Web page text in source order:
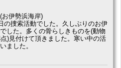
お伊勢浜海岸)
の捜索活動でした。久しぶりのお伊
した。多くの骨らしきものを(動物
)見付けて頂きました。寒い中の活
ました。